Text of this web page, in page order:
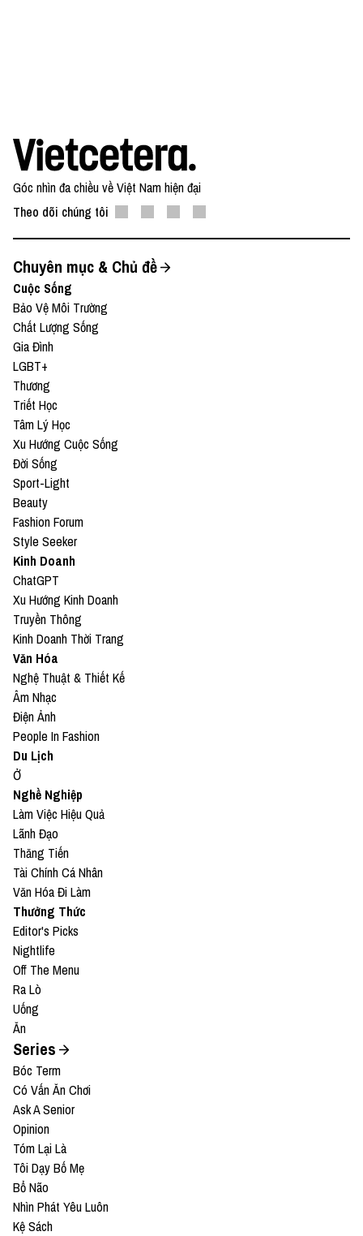
Góc nhìn đa chiều về Việt Nam hiện đại
Theo dõi chúng tôi
Chuyên mục & Chủ đề
Cuộc Sống
Bảo Vệ Môi Trường
Chất Lượng Sống
Gia Đình
LGBT+
Thương
Triết Học
Tâm Lý Học
Xu Hướng Cuộc Sống
Đời Sống
Sport-Light
Beauty
Fashion Forum
Style Seeker
Kinh Doanh
ChatGPT
Xu Hướng Kinh Doanh
Truyền Thông
Kinh Doanh Thời Trang
Văn Hóa
Nghệ Thuật & Thiết Kế
Âm Nhạc
Điện Ảnh
People In Fashion
Du Lịch
Ở
Nghề Nghiệp
Làm Việc Hiệu Quả
Lãnh Đạo
Thăng Tiến
Tài Chính Cá Nhân
Văn Hóa Đi Làm
Thưởng Thức
Editor's Picks
Nightlife
Off The Menu
Ra Lò
Uống
Ăn
Series
Bóc Term
Có Vấn Ăn Chơi
Ask A Senior
Opinion
Tóm Lại Là
Tôi Dạy Bố Mẹ
Bổ Não
Nhìn Phát Yêu Luôn
Kệ Sách